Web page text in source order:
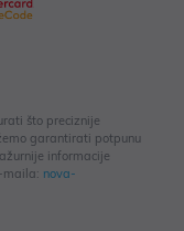
što preciznije
garantirati potpunu
informacije
maila: nova-